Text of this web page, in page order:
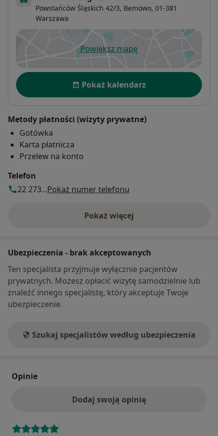
Powstańców Śląskich 42/3, Bemowo, 01-381
Warszawa
Powiększ mapęotwiera się w nowej karcie
Dostępność
Pokaż kalendarz
Metody płatności (wizyty prywatne)
Gotówka
Karta płatnicza
Przelew na konto
Telefon
22 273...Pokaż numer telefonu
Pokaż więcej
o adresie
Ubezpieczenia - brak akceptowanych
Ten specjalista przyjmuje wyłącznie pacjentów
prywatnych. Możesz opłacić wizytę samodzielnie lub
znaleźć innego specjalistę, który akceptuje Twoje
ubezpieczenie.
Szukaj specjalistów według ubezpieczenia
Opinie
Dodaj swoją opinię